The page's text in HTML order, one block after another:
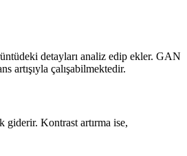
detayları analiz edip ekler. GAN
artışıyla çalışabilmektedir.
giderir. Kontrast artırma ise,